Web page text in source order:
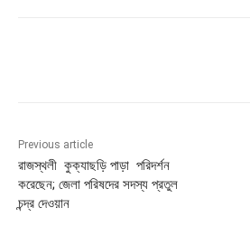
Previous article
রাজস্থলী কুক্যাছড়ি পাড়া পরিদর্শন
করেছেন; জেলা পরিষদের সদস্য প্রতুল
চন্দ্র দেওয়ান